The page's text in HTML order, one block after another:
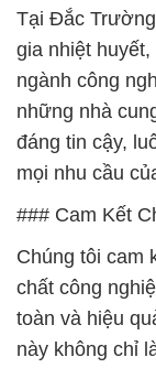
Tại Đắc
gia nhiệt
ngành công
những nhà
đáng tin cậy,
mọi nhu cầu
### Cam Kết
Chúng tôi cam
chất công
toàn và hiệu
này không chỉ